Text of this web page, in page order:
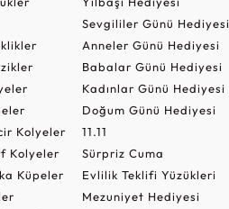
Kolyeler
Kolyeler
Küpeler
Sevgililer Günü Hediyesi
Anneler Günü Hediyesi
Babalar Günü Hediyesi
Kadınlar Günü Hediyesi
Doğum Günü Hediyesi
11.11
Sürpriz Cuma
Evlilik Teklifi Yüzükleri
Mezuniyet Hediyesi